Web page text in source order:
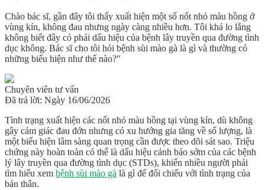
Chào bác sĩ, gần đây tôi thấy xuất hiện một số nốt nhỏ màu hồng ở
vùng kín, không đau nhưng ngày càng nhiều hơn. Tôi khá lo lắng
không biết đây có phải dấu hiệu của bệnh lây truyền qua đường tình
dục không. Bác sĩ cho tôi hỏi bệnh sùi mào gà là gì và thường có
những biểu hiện như thế nào?"
Chuyên viên tư vấn
Đã trả lời: Ngày 16/06/2026
Tình trạng xuất hiện các nốt nhỏ màu hồng tại vùng kín, dù không
gây cảm giác đau đớn nhưng có xu hướng gia tăng về số lượng, là
một biểu hiện lâm sàng quan trọng cần được theo dõi sát sao. Triệu
chứng này hoàn toàn có thể là dấu hiệu cảnh báo sớm của các bệnh
lý lây truyền qua đường tình dục (STDs), khiến nhiều người phải
tìm hiểu xem bệnh sùi mào gà là gì để đối chiếu với tình trạng của
bản thân.